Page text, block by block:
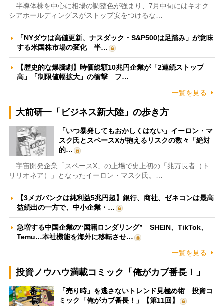
半導体株を中心に相場の調整色が強まり、7月中旬にはキオク
シアホールディングスがストップ安をつけるな…
「NYダウは高値更新、ナスダック・S&P500は足踏み」が意味
する米国株市場の変化 半…
【歴史的な爆騰劇】時価総額10兆円企業が「2連続ストップ
高」「制限値幅拡大」の衝撃 フ…
一覧を見る
大前研一「ビジネス新大陸」の歩き方
「いつ暴発してもおかしくはない」イーロン・マ
スク氏とスペースXが抱えるリスクの数々「絶対
的…
宇宙開発企業「スペースX」の上場で史上初の「兆万長者（ト
リリオネア）」となったイーロン・マスク氏。…
【3メガバンクは純利益5兆円超】銀行、商社、ゼネコンは最高
益続出の一方で、中小企業・…
急増する中国企業の“国籍ロンダリング” SHEIN、TikTok、
Temu…本社機能を海外に移転させ…
一覧を見る
投資ノウハウ満載コミック「俺がカブ番長！」
「売り時」を逃さないトレンド見極め術 投資コ
ミック「俺がカブ番長！」【第11回】